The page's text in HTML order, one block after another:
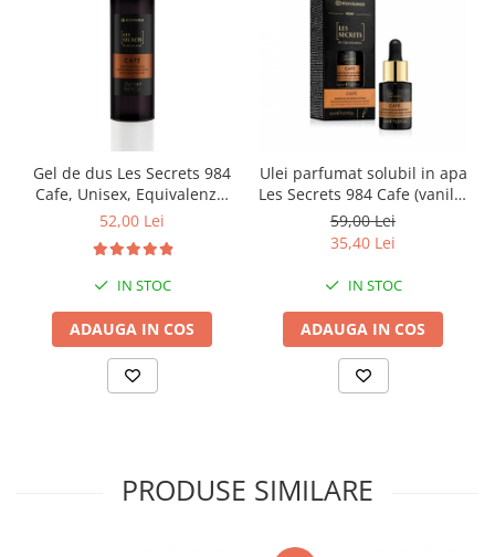
Gel de dus Les Secrets 984
Cafe, Unisex, Equivalenza,
250 ml
52,00 Lei
IN STOC
ADAUGA IN COS
Ulei parfumat solubil in apa
Les Secrets 984 Cafe (vanilie
si cafea), Equivalenza, 15 ml
59,00 Lei
35,40 Lei
IN STOC
ADAUGA IN COS
PRODUSE SIMILARE